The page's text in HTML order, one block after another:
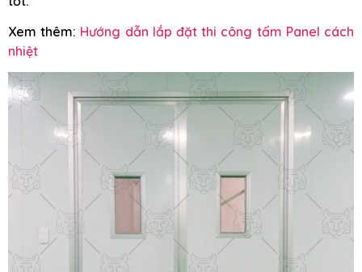
Xem thêm: Hướng dẫn lắp đặt thi công tấm Panel cách
nhiệt